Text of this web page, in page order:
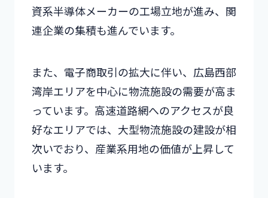
資系半導体メーカーの工場立地が進み、関
連企業の集積も進んでいます。
また、電子商取引の拡大に伴い、広島西部
湾岸エリアを中心に物流施設の需要が高ま
っています。高速道路網へのアクセスが良
好なエリアでは、大型物流施設の建設が相
次いでおり、産業系用地の価値が上昇して
います。